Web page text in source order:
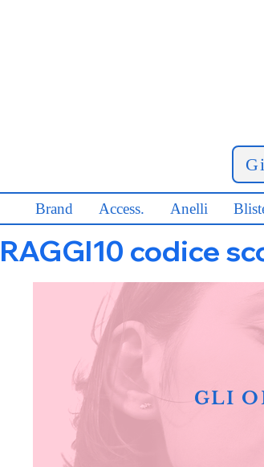
Brand Access. Anelli
RAGGI10 codice
GLI